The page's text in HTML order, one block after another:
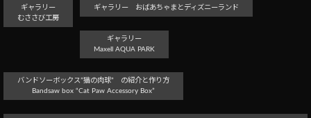
ギャラリー
むささび工房
ギャラリー おばあちゃまとディズニーランド
ギャラリー
Maxell AQUA PARK
バンドソーボックス”猫の肉球” の紹介と作り方
Bandsaw box “Cat Paw Accessory Box”